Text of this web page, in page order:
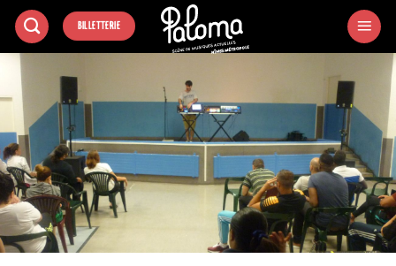
Passer
contenu
BILLETTERIE